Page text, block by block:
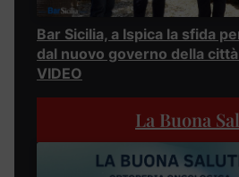
Bar Sicilia, a Ispica la sfida
dal nuovo governo della città
VIDEO
La Buona